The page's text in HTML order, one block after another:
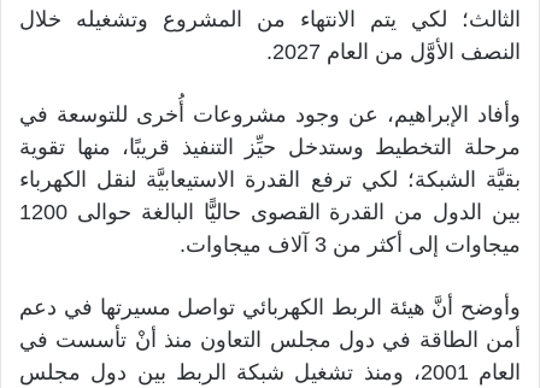
الثالث؛ لكي يتم الانتهاء من المشروع وتشغيله خلال
النصف الأوَّل من العام 2027.
وأفاد الإبراهيم، عن وجود مشروعات أُخرى للتوسعة في
مرحلة التخطيط وستدخل حيِّز التنفيذ قريبًا، منها تقوية
بقيَّة الشبكة؛ لكي ترفع القدرة الاستيعابيَّة لنقل الكهرباء
بين الدول من القدرة القصوى حاليًّا البالغة حوالى 1200
ميجاوات إلى أكثر من 3 آلاف ميجاوات.
وأوضح أنَّ هيئة الربط الكهربائي تواصل مسيرتها في دعم
أمن الطاقة في دول مجلس التعاون منذ أنْ تأسست في
العام 2001، ومنذ تشغيل شبكة الربط بين دول مجلس